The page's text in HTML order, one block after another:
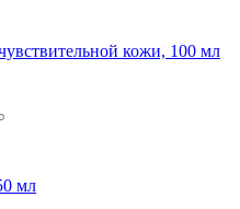
кожи, 100 мл